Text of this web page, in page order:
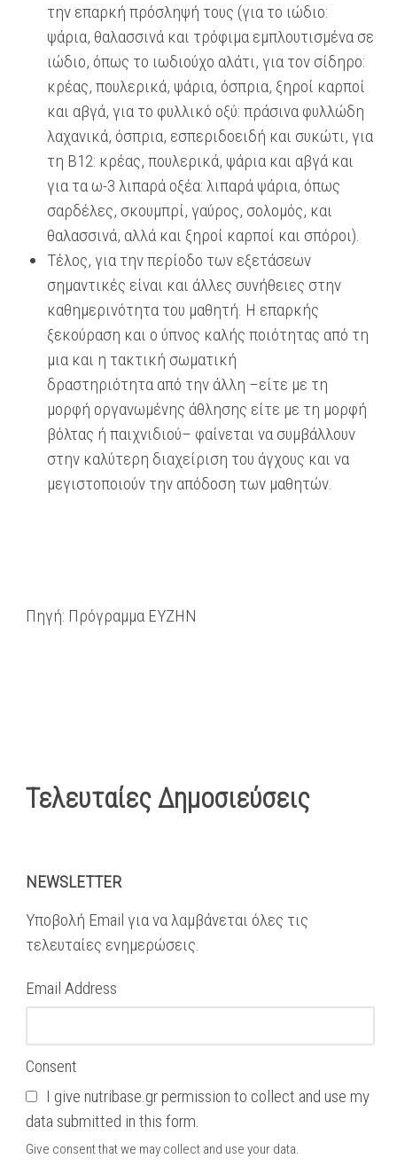
την επαρκή πρόσληψή τους (για το ιώδιο:
ψάρια, θαλασσινά και τρόφιμα εμπλουτισμένα σε
ιώδιο, όπως το ιωδιούχο αλάτι, για τον σίδηρο:
κρέας, πουλερικά, ψάρια, όσπρια, ξηροί καρποί
και αβγά, για το φυλλικό οξύ: πράσινα φυλλώδη
λαχανικά, όσπρια, εσπεριδοειδή και συκώτι, για
τη Β12: κρέας, πουλερικά, ψάρια και αβγά και
για τα ω-3 λιπαρά οξέα: λιπαρά ψάρια, όπως
σαρδέλες, σκουμπρί, γαύρος, σολομός, και
θαλασσινά, αλλά και ξηροί καρποί και σπόροι).
Τέλος, για την περίοδο των εξετάσεων
σημαντικές είναι και άλλες συνήθειες στην
καθημερινότητα του μαθητή. Η επαρκής
ξεκούραση και ο ύπνος καλής ποιότητας από τη
μια και η τακτική σωματική
δραστηριότητα από την άλλη –είτε με τη
μορφή οργανωμένης άθλησης είτε με τη μορφή
βόλτας ή παιχνιδιού– φαίνεται να συμβάλλουν
στην καλύτερη διαχείριση του άγχους και να
μεγιστοποιούν την απόδοση των μαθητών.
Πηγή: Πρόγραμμα ΕΥΖΗΝ
Τελευταίες Δημοσιεύσεις
NEWSLETTER
Υποβολή Email για να λαμβάνεται όλες τις
τελευταίες ενημερώσεις.
Email Address
Consent
I give nutribase.gr permission to collect and use my
data submitted in this form.
Give consent that we may collect and use your data.